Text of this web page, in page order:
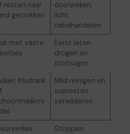
resten naar
getrokken
doorweken;
licht
nabehandelen
met vaste
Eerst laten
drogen en
stofzuigen
frisdrank
Mild reinigen en
sopresten
verwijderen
Stoppen;